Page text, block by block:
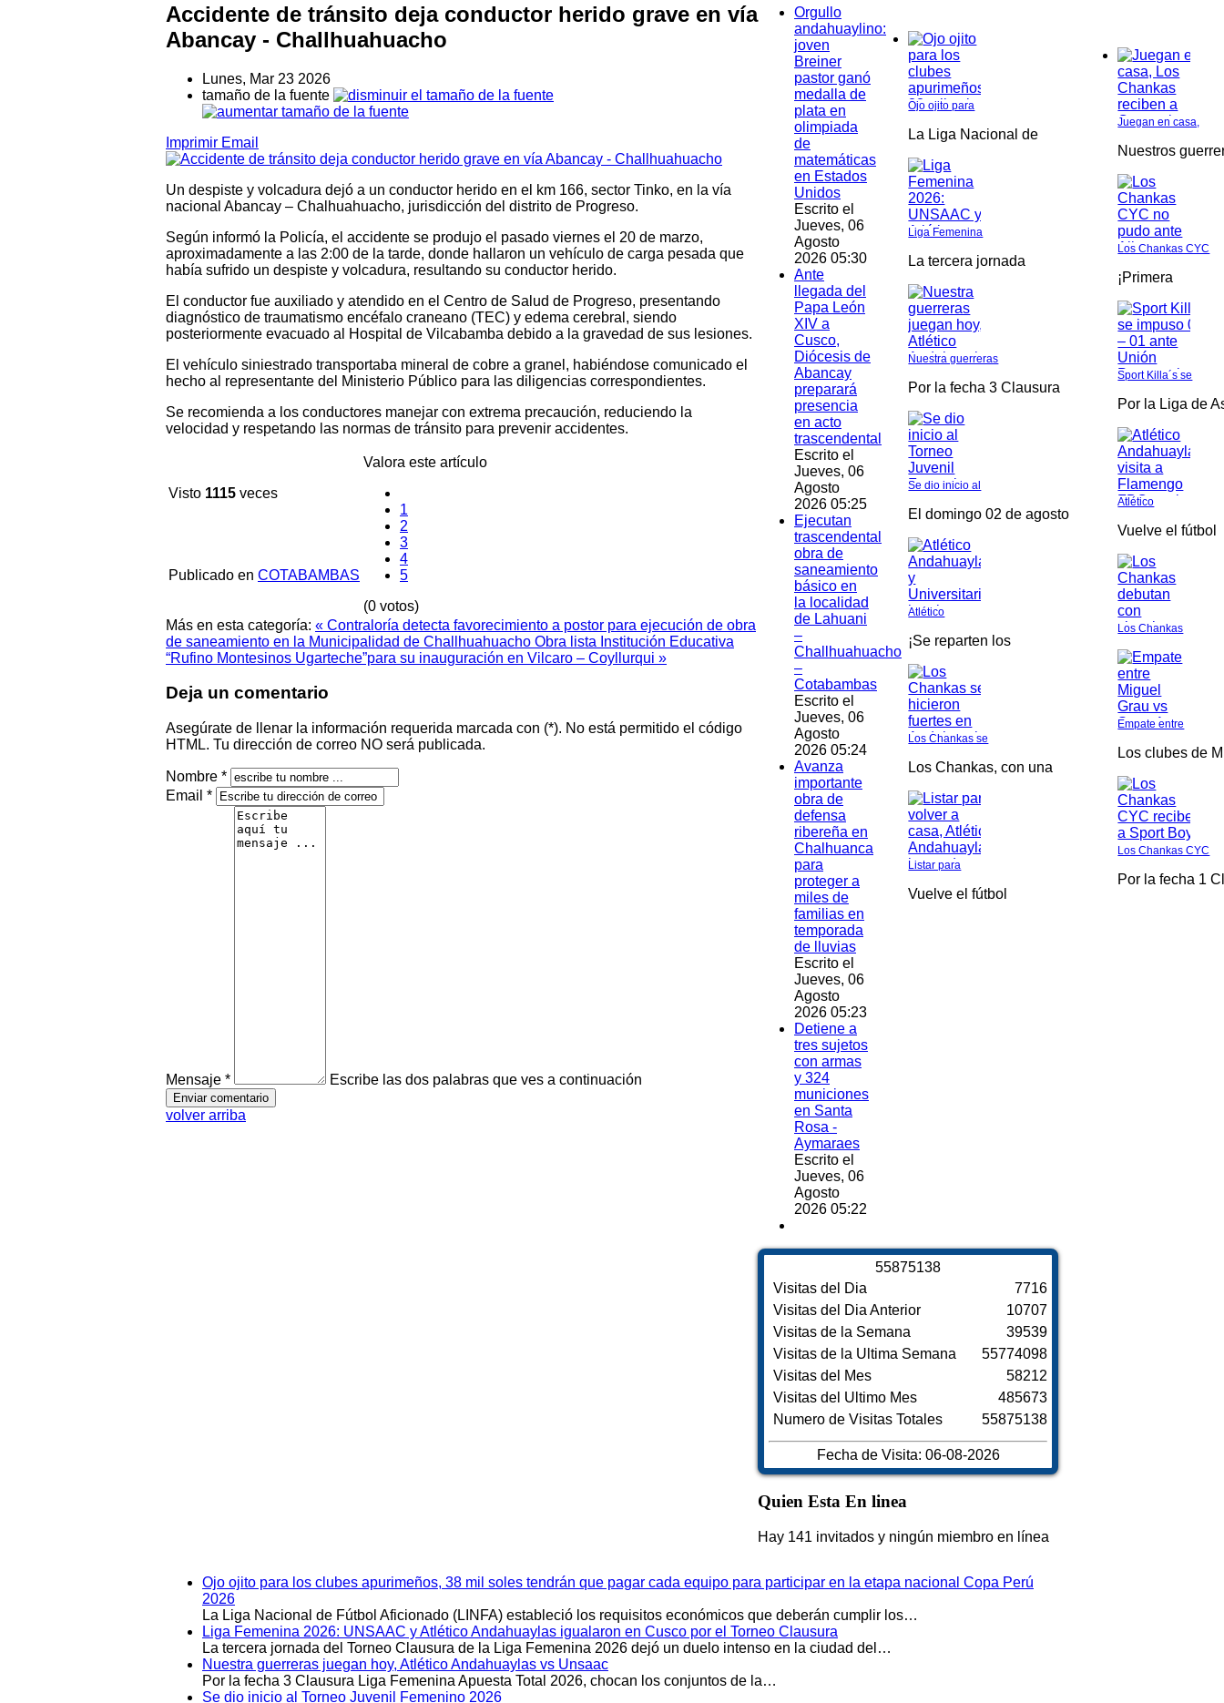
Accidente de tránsito deja conductor herido grave en vía
Abancay - Challhuahuacho
Lunes, Mar 23 2026
tamaño de la fuente
Imprimir Email
Un despiste y volcadura dejó a un conductor herido en el km 166, sector Tinko, en la vía
nacional Abancay – Chalhuahuacho, jurisdicción del distrito de Progreso.
Según informó la Policía, el accidente se produjo el pasado viernes el 20 de marzo,
aproximadamente a las 2:00 de la tarde, donde hallaron un vehículo de carga pesada que
había sufrido un despiste y volcadura, resultando su conductor herido.
El conductor fue auxiliado y atendido en el Centro de Salud de Progreso, presentando
diagnóstico de traumatismo encéfalo craneano (TEC) y edema cerebral, siendo
posteriormente evacuado al Hospital de Vilcabamba debido a la gravedad de sus lesiones.
El vehículo siniestrado transportaba mineral de cobre a granel, habiéndose comunicado el
hecho al representante del Ministerio Público para las diligencias correspondientes.
Se recomienda a los conductores manejar con extrema precaución, reduciendo la
velocidad y respetando las normas de tránsito para prevenir accidentes.
Visto 1115 veces
Valora este artículo
1
2
3
4
5
(0 votos)
Publicado en COTABAMBAS
Más en esta categoría: « Contraloría detecta favorecimiento a postor para ejecución de obra
de saneamiento en la Municipalidad de Challhuahuacho Obra lista Institución Educativa
“Rufino Montesinos Ugarteche”para su inauguración en Vilcaro – Coyllurqui »
Deja un comentario
Asegúrate de llenar la información requerida marcada con (*). No está permitido el código
HTML. Tu dirección de correo NO será publicada.
Nombre *
Email *
Mensaje * Escribe las dos palabras que ves a continuación
volver arriba
Orgullo
andahuaylino:
joven
Breiner
pastor ganó
medalla de
plata en
olimpiada
de
matemáticas
en Estados
Unidos
Escrito el
Jueves, 06
Agosto
2026 05:30
Ante
llegada del
Papa León
XIV a
Cusco,
Diócesis de
Abancay
preparará
presencia
en acto
trascendental
Escrito el
Jueves, 06
Agosto
2026 05:25
Ejecutan
trascendental
obra de
saneamiento
básico en
la localidad
de Lahuani
–
Challhuahuacho
–
Cotabambas
Escrito el
Jueves, 06
Agosto
2026 05:24
Avanza
importante
obra de
defensa
ribereña en
Chalhuanca
para
proteger a
miles de
familias en
temporada
de lluvias
Escrito el
Jueves, 06
Agosto
2026 05:23
Detiene a
tres sujetos
con armas
y 324
municiones
en Santa
Rosa -
Aymaraes
Escrito el
Jueves, 06
Agosto
2026 05:22
Ojo ojito para
La Liga Nacional de
Liga Femenina
La tercera jornada
Nuestra guerreras
Por la fecha 3 Clausura
Se dio inicio al
El domingo 02 de agosto
Atlético
¡Se reparten los
Los Chankas se
Los Chankas, con una
Listar para
Vuelve el fútbol
Juegan en casa,
Nuestros
Los Chankas CYC
¡Primera
Sport Killa´s se
Por la Liga de
Atlético
Vuelve el fútbol
Los Chankas
Empate entre
Los clubes de
Los Chankas CYC
Por la fecha 1
55875138
Visitas del Dia
Visitas del Dia Anterior
Visitas de la Semana
Visitas de la Ultima Semana
Visitas del Mes
Visitas del Ultimo Mes
Numero de Visitas Totales
7716
10707
39539
55774098
58212
485673
55875138
Fecha de Visita: 06-08-2026
Quien Esta En linea
Hay 141 invitados y ningún miembro en línea
Ojo ojito para los clubes apurimeños, 38 mil soles tendrán que pagar cada equipo para participar en la etapa nacional Copa Perú
2026
La Liga Nacional de Fútbol Aficionado (LINFA) estableció los requisitos económicos que deberán cumplir los…
Liga Femenina 2026: UNSAAC y Atlético Andahuaylas igualaron en Cusco por el Torneo Clausura
La tercera jornada del Torneo Clausura de la Liga Femenina 2026 dejó un duelo intenso en la ciudad del…
Nuestra guerreras juegan hoy, Atlético Andahuaylas vs Unsaac
Por la fecha 3 Clausura Liga Femenina Apuesta Total 2026, chocan los conjuntos de la…
Se dio inicio al Torneo Juvenil Femenino 2026